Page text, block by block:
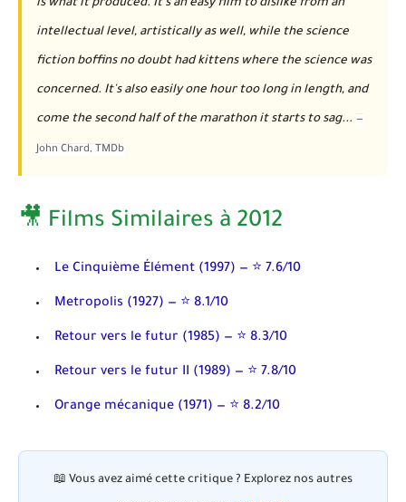
is what it produced. It's an easy film to dislike from an
intellectual level, artistically as well, while the science
fiction boffins no doubt had kittens where the science was
concerned. It's also easily one hour too long in length, and
come the second half of the marathon it starts to sag... —
John Chard, TMDb
🎥 Films Similaires à 2012
Le Cinquième Élément (1997) — ⭐ 7.6/10
Metropolis (1927) — ⭐ 8.1/10
Retour vers le futur (1985) — ⭐ 8.3/10
Retour vers le futur II (1989) — ⭐ 7.8/10
Orange mécanique (1971) — ⭐ 8.2/10
📖 Vous avez aimé cette critique ? Explorez nos autres